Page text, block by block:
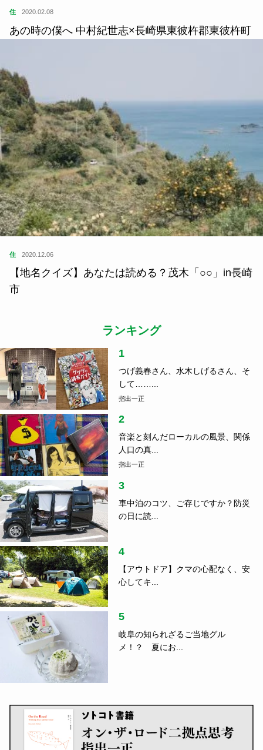
住 2020.02.08
あの時の僕へ 中村紀世志×長崎県東彼杵郡東彼杵町
住 2020.12.06
【地名クイズ】あなたは読める？茂木「○○」in長崎
市
ランキング
1
つげ義春さん、水木しげるさん、そ
して……...
指出一正
2
音楽と刻んだローカルの風景、関係
人口の真...
指出一正
3
車中泊のコツ、ご存じですか？防災
の日に読...
4
【アウトドア】クマの心配なく、安
心してキ...
5
岐阜の知られざるご当地グル
メ！？ 夏にお...